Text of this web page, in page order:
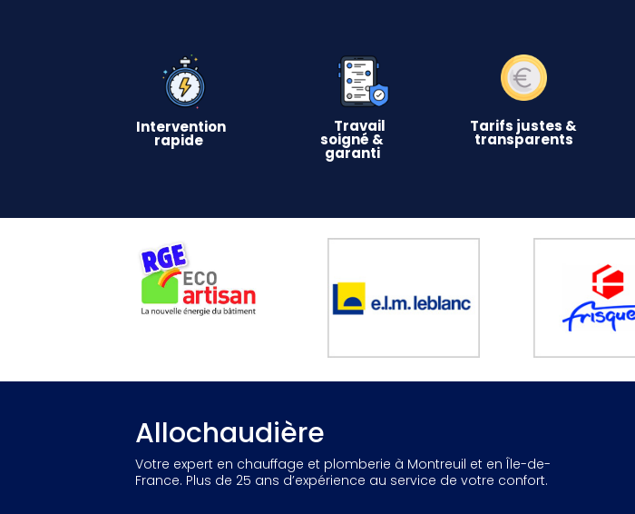
Intervention
rapide
Travail
soigné &
garanti
Tarifs justes &
transparents
Allochaudière
Votre expert en chauffage et plomberie à Montreuil et en Île-de-
France. Plus de 25 ans d’expérience au service de votre confort.